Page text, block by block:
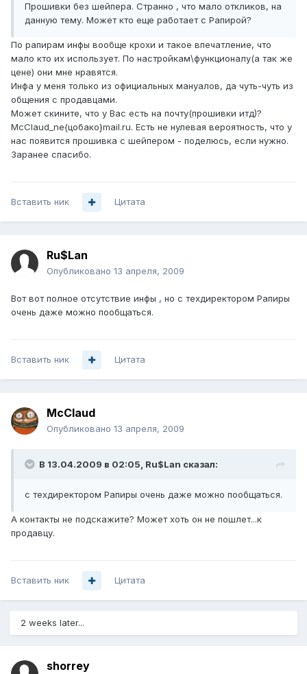
Прошивки без шейпера. Странно , что мало откликов, на
данную тему. Может кто еще работает с Рапирой?
По рапирам инфы вообще крохи и такое впечатление, что
мало кто их использует. По настройкам\функционалу(а так же
цене) они мне нравятся.
Инфа у меня только из официальных мануалов, да чуть-чуть из
общения с продавцами.
Может скините, что у Вас есть на почту(прошивки итд)?
McClaud_ne{цобако}mail.ru. Есть не нулевая вероятность, что у
нас появится прошивка с шейпером - поделюсь, если нужно.
Заранее спасибо.
Вставить ник Цитата
Ru$Lan
Опубликовано 13 апреля, 2009
Вот вот полное отсутствие инфы , но с техдиректором Рапиры
очень даже можно пообщаться.
Вставить ник Цитата
McClaud
Опубликовано 13 апреля, 2009
В 13.04.2009 в 02:05, Ru$Lan сказал:
с техдиректором Рапиры очень даже можно пообщаться.
А контакты не подскажите? Может хоть он не пошлет...к
продавцу.
Вставить ник Цитата
2 weeks later...
shorrey